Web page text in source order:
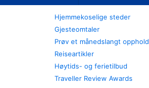
Hjemmekoselige steder
Gjesteomtaler
Prøv et månedslangt opphold
Reiseartikler
Høytids- og ferietilbud
Traveller Review Awards